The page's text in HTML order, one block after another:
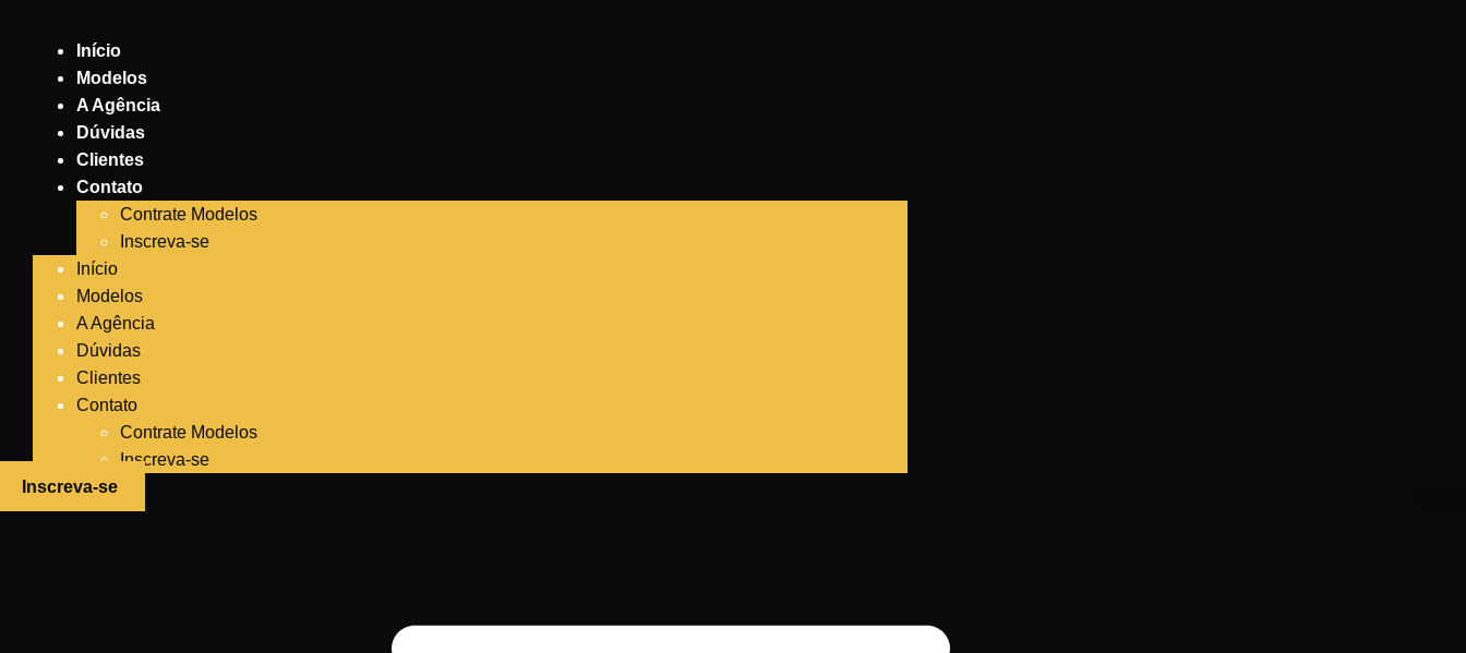
Início
Modelos
A Agência
Dúvidas
Clientes
Contato
Contrate Modelos
Inscreva-se
Início
Modelos
A Agência
Dúvidas
Clientes
Contato
Contrate Modelos
Inscreva-se
Inscreva-se